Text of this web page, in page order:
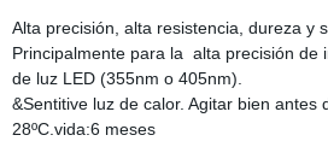
Alta precisión, alta resistencia, dureza y
Principalmente para la alta precisión de
de luz LED (355nm o 405nm).
&Sentitive luz de calor. Agitar bien
28ºC.vida:6 meses